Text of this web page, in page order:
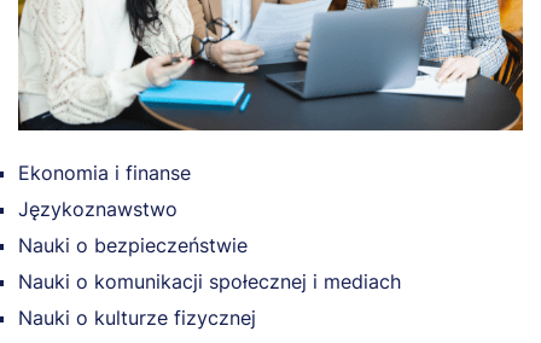
Ekonomia i finanse
Językoznawstwo
Nauki o bezpieczeństwie
Nauki o komunikacji społecznej i mediach
Nauki o kulturze fizycznej